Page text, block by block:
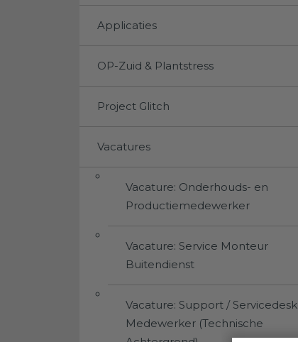
Applicaties
OP-Zuid & Plantstress
Project Glitch
Vacatures
Vacature: Onderhouds- en
Productiemedewerker
Vacature: Service Monteur
Buitendienst
Vacature: Support / Servicedesk
Medewerker (Technische